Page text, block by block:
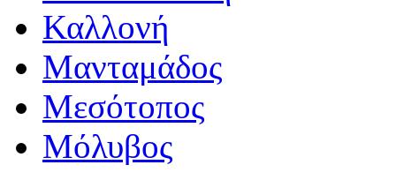
Καλλονή
Μανταμάδος
Μεσότοπος
Μόλυβος